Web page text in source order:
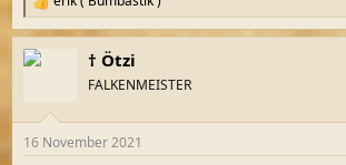
R
e
a
k
e
† Ötzi
FALKENMEISTER
16 November 2021